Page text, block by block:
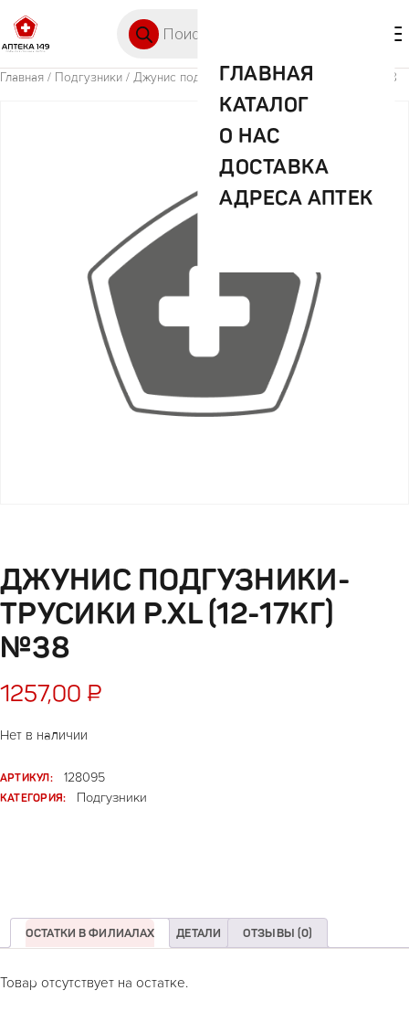
ГЛАВНАЯ
КАТАЛОГ
О НАС
ДОСТАВКА
АДРЕСА АПТЕК
Главная / Подгузники / Джунис подгузники-трусики р.ХL (12-17кг) №38
ДЖУНИС ПОДГУЗНИКИ-
ТРУСИКИ Р.ХL (12-17КГ)
№38
1257,00 ₽
Нет в наличии
АРТИКУЛ:
128095
КАТЕГОРИЯ:
Подгузники
ОСТАТКИ В ФИЛИАЛАХ ДЕТАЛИ ОТЗЫВЫ (0)
Товар отсутствует на остатке.